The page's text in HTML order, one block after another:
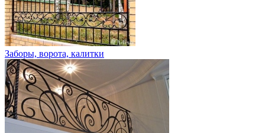
Заборы, ворота, калитки